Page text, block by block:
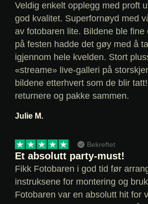
Veldig enkelt opplegg med proft
god kvalitet. Superfornøyd med
av fotobaren lite. Bildene ble fine
på festen hadde det gøy med å
igjennom hele kvelden. Stort
«streame» live-galleri på
bildene etterhvert som de blir
returnere og pakke sammen.
Julie M.
Bekreftet
Et absolutt party-must!
Fikk Fotobaren i god tid før
instruksene for montering og
Fotobaren var en absolutt hit for